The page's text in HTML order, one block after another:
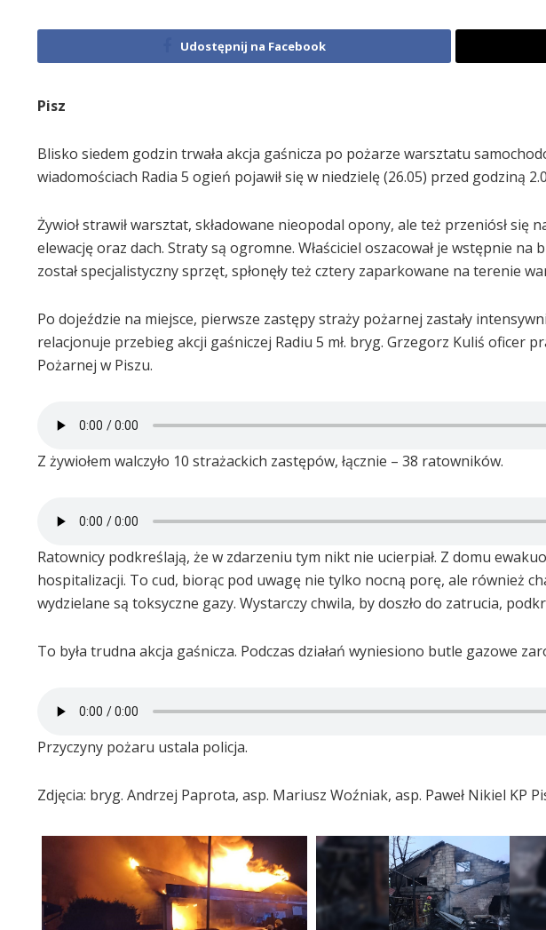
Udostępnij na Facebook
Pisz
Blisko siedem godzin trwała akcja gaśnicza po pożarze warsztatu
wiadomościach Radia 5 ogień pojawił się w niedzielę (26.05) przed godziną
Żywioł strawił warsztat, składowane nieopodal opony, ale też przeniósł
elewację oraz dach. Straty są ogromne. Właściciel oszacował je wstępnie
został specjalistyczny sprzęt, spłonęły też cztery zaparkowane na terenie
Po dojeździe na miejsce, pierwsze zastępy straży pożarnej zastały
relacjonuje przebieg akcji gaśniczej Radiu 5 mł. bryg. Grzegorz Kuliś oficer
Pożarnej w Piszu.
Z żywiołem walczyło 10 strażackich zastępów, łącznie – 38 ratowników.
Ratownicy podkreślają, że w zdarzeniu tym nikt nie ucierpiał. Z domu
hospitalizacji. To cud, biorąc pod uwagę nie tylko nocną porę, ale również
wydzielane są toksyczne gazy. Wystarczy chwila, by doszło do zatrucia,
To była trudna akcja gaśnicza. Podczas działań wyniesiono butle gazowe
Przyczyny pożaru ustala policja.
Zdjęcia: bryg. Andrzej Paprota, asp. Mariusz Woźniak, asp. Paweł Nikiel KP